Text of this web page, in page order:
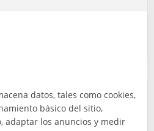
con claridad y es
datos, tales como cookies,
básico del sitio,
adaptar los anuncios y medir